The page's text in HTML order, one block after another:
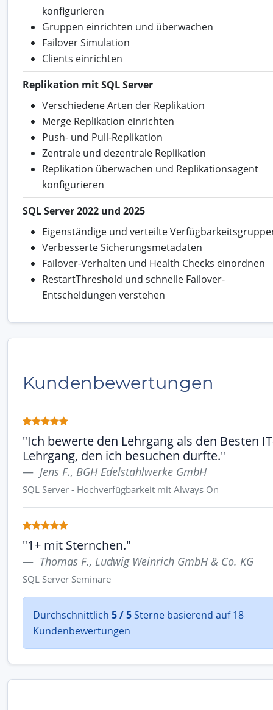
konfigurieren
Gruppen einrichten und überwachen
Failover Simulation
Clients einrichten
Replikation mit SQL Server
Verschiedene Arten der Replikation
Merge Replikation einrichten
Push- und Pull-Replikation
Zentrale und dezentrale Replikation
Replikation überwachen und Replikationsagent
konfigurieren
SQL Server 2022 und 2025
Eigenständige und verteilte
Verbesserte Sicherungsmetadaten
Failover-Verhalten und Health Checks einordnen
RestartThreshold und schnelle Failover-
Entscheidungen verstehen
Kundenbewertungen
"Ich bewerte den Lehrgang als den Besten
Lehrgang, den ich besuchen durfte."
Jens F., BGH Edelstahlwerke GmbH
SQL Server - Hochverfügbarkeit mit Always On
"1+ mit Sternchen."
Thomas F., Ludwig Weinrich GmbH & Co. KG
SQL Server Seminare
Durchschnittlich 5 / 5Sterne basierend auf 18
Kundenbewertungen